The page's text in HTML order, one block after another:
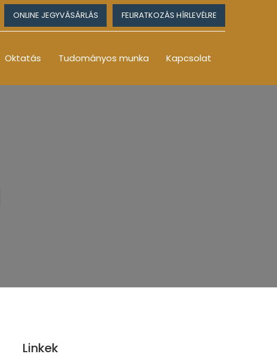
ONLINE JEGYVÁSÁRLÁS FELIRATKOZÁS HÍRLEVÉLRE
Oktatás Tudományos munka Kapcsolat
Linkek